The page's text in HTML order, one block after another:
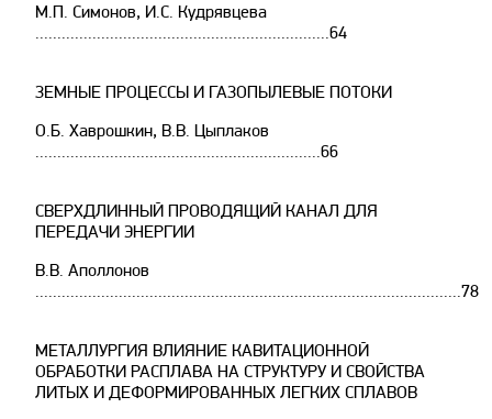
М.П. Симонов, И.С. Кудрявцева
...................................................................64
ЗЕМНЫЕ ПРОЦЕССЫ И ГАЗОПЫЛЕВЫЕ ПОТОКИ
О.Б. Хаврошкин, В.В. Цыплаков
.................................................................66
СВЕРХДЛИННЫЙ ПРОВОДЯЩИЙ КАНАЛ ДЛЯ
ПЕРЕДАЧИ ЭНЕРГИИ
В.В. Аполлонов
.................................................................................................78
МЕТАЛЛУРГИЯ ВЛИЯНИЕ КАВИТАЦИОННОЙ
ОБРАБОТКИ РАСПЛАВА НА СТРУКТУРУ И СВОЙСТВА
ЛИТЫХ И ДЕФОРМИРОВАННЫХ ЛЕГКИХ СПЛАВОВ